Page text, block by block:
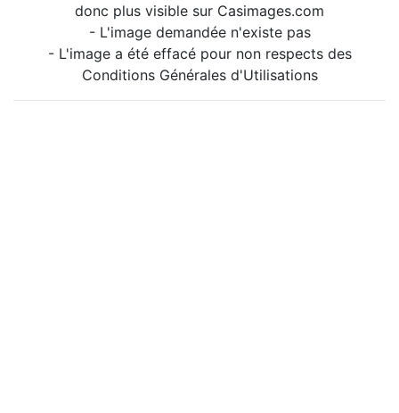
donc plus visible sur Casimages.com
- L'image demandée n'existe pas
- L'image a été effacé pour non respects des
Conditions Générales d'Utilisations